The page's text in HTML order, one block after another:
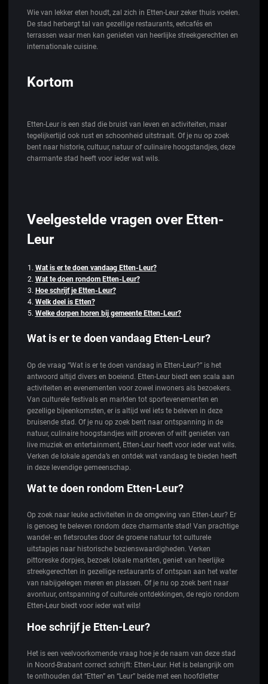
Wie van lekker eten houdt, zal zich in Etten-Leur zeker thuis voelen.
De stad herbergt tal van gezellige restaurants, eetcafés en
terrassen waar men kan genieten van heerlijke streekgerechten en
internationale cuisine.
Kortom
Etten-Leur is een stad die bruist van leven en activiteiten, maar
tegelijkertijd ook rust en schoonheid uitstraalt. Of je nu op zoek
bent naar historie, cultuur, natuur of culinaire hoogstandjes, deze
charmante stad heeft voor ieder wat wils.
Veelgestelde vragen over Etten-
Leur
Wat is er te doen vandaag Etten-Leur?
Wat te doen rondom Etten-Leur?
Hoe schrijf je Etten-Leur?
Welk deel is Etten?
Welke dorpen horen bij gemeente Etten-Leur?
Wat is er te doen vandaag Etten-Leur?
Op de vraag “Wat is er te doen vandaag in Etten-Leur?” is het
antwoord altijd divers en boeiend. Etten-Leur biedt een scala aan
activiteiten en evenementen voor zowel inwoners als bezoekers.
Van culturele festivals en markten tot sportevenementen en
gezellige bijeenkomsten, er is altijd wel iets te beleven in deze
bruisende stad. Of je nu op zoek bent naar ontspanning in de
natuur, culinaire hoogstandjes wilt proeven of wilt genieten van
live muziek en entertainment, Etten-Leur heeft voor ieder wat wils.
Verken de lokale agenda’s en ontdek wat vandaag te bieden heeft
in deze levendige gemeenschap.
Wat te doen rondom Etten-Leur?
Op zoek naar leuke activiteiten in de omgeving van Etten-Leur? Er
is genoeg te beleven rondom deze charmante stad! Van prachtige
wandel- en fietsroutes door de groene natuur tot culturele
uitstapjes naar historische bezienswaardigheden. Verken
pittoreske dorpjes, bezoek lokale markten, geniet van heerlijke
streekgerechten in gezellige restaurants of ontspan aan het water
van nabijgelegen meren en plassen. Of je nu op zoek bent naar
avontuur, ontspanning of culturele ontdekkingen, de regio rondom
Etten-Leur biedt voor ieder wat wils!
Hoe schrijf je Etten-Leur?
Het is een veelvoorkomende vraag hoe je de naam van deze stad
in Noord-Brabant correct schrijft: Etten-Leur. Het is belangrijk om
te onthouden dat “Etten” en “Leur” beide met een hoofdletter